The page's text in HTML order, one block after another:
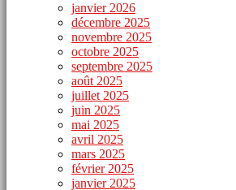
janvier 2026
décembre 2025
novembre 2025
octobre 2025
septembre 2025
août 2025
juillet 2025
juin 2025
mai 2025
avril 2025
mars 2025
février 2025
janvier 2025